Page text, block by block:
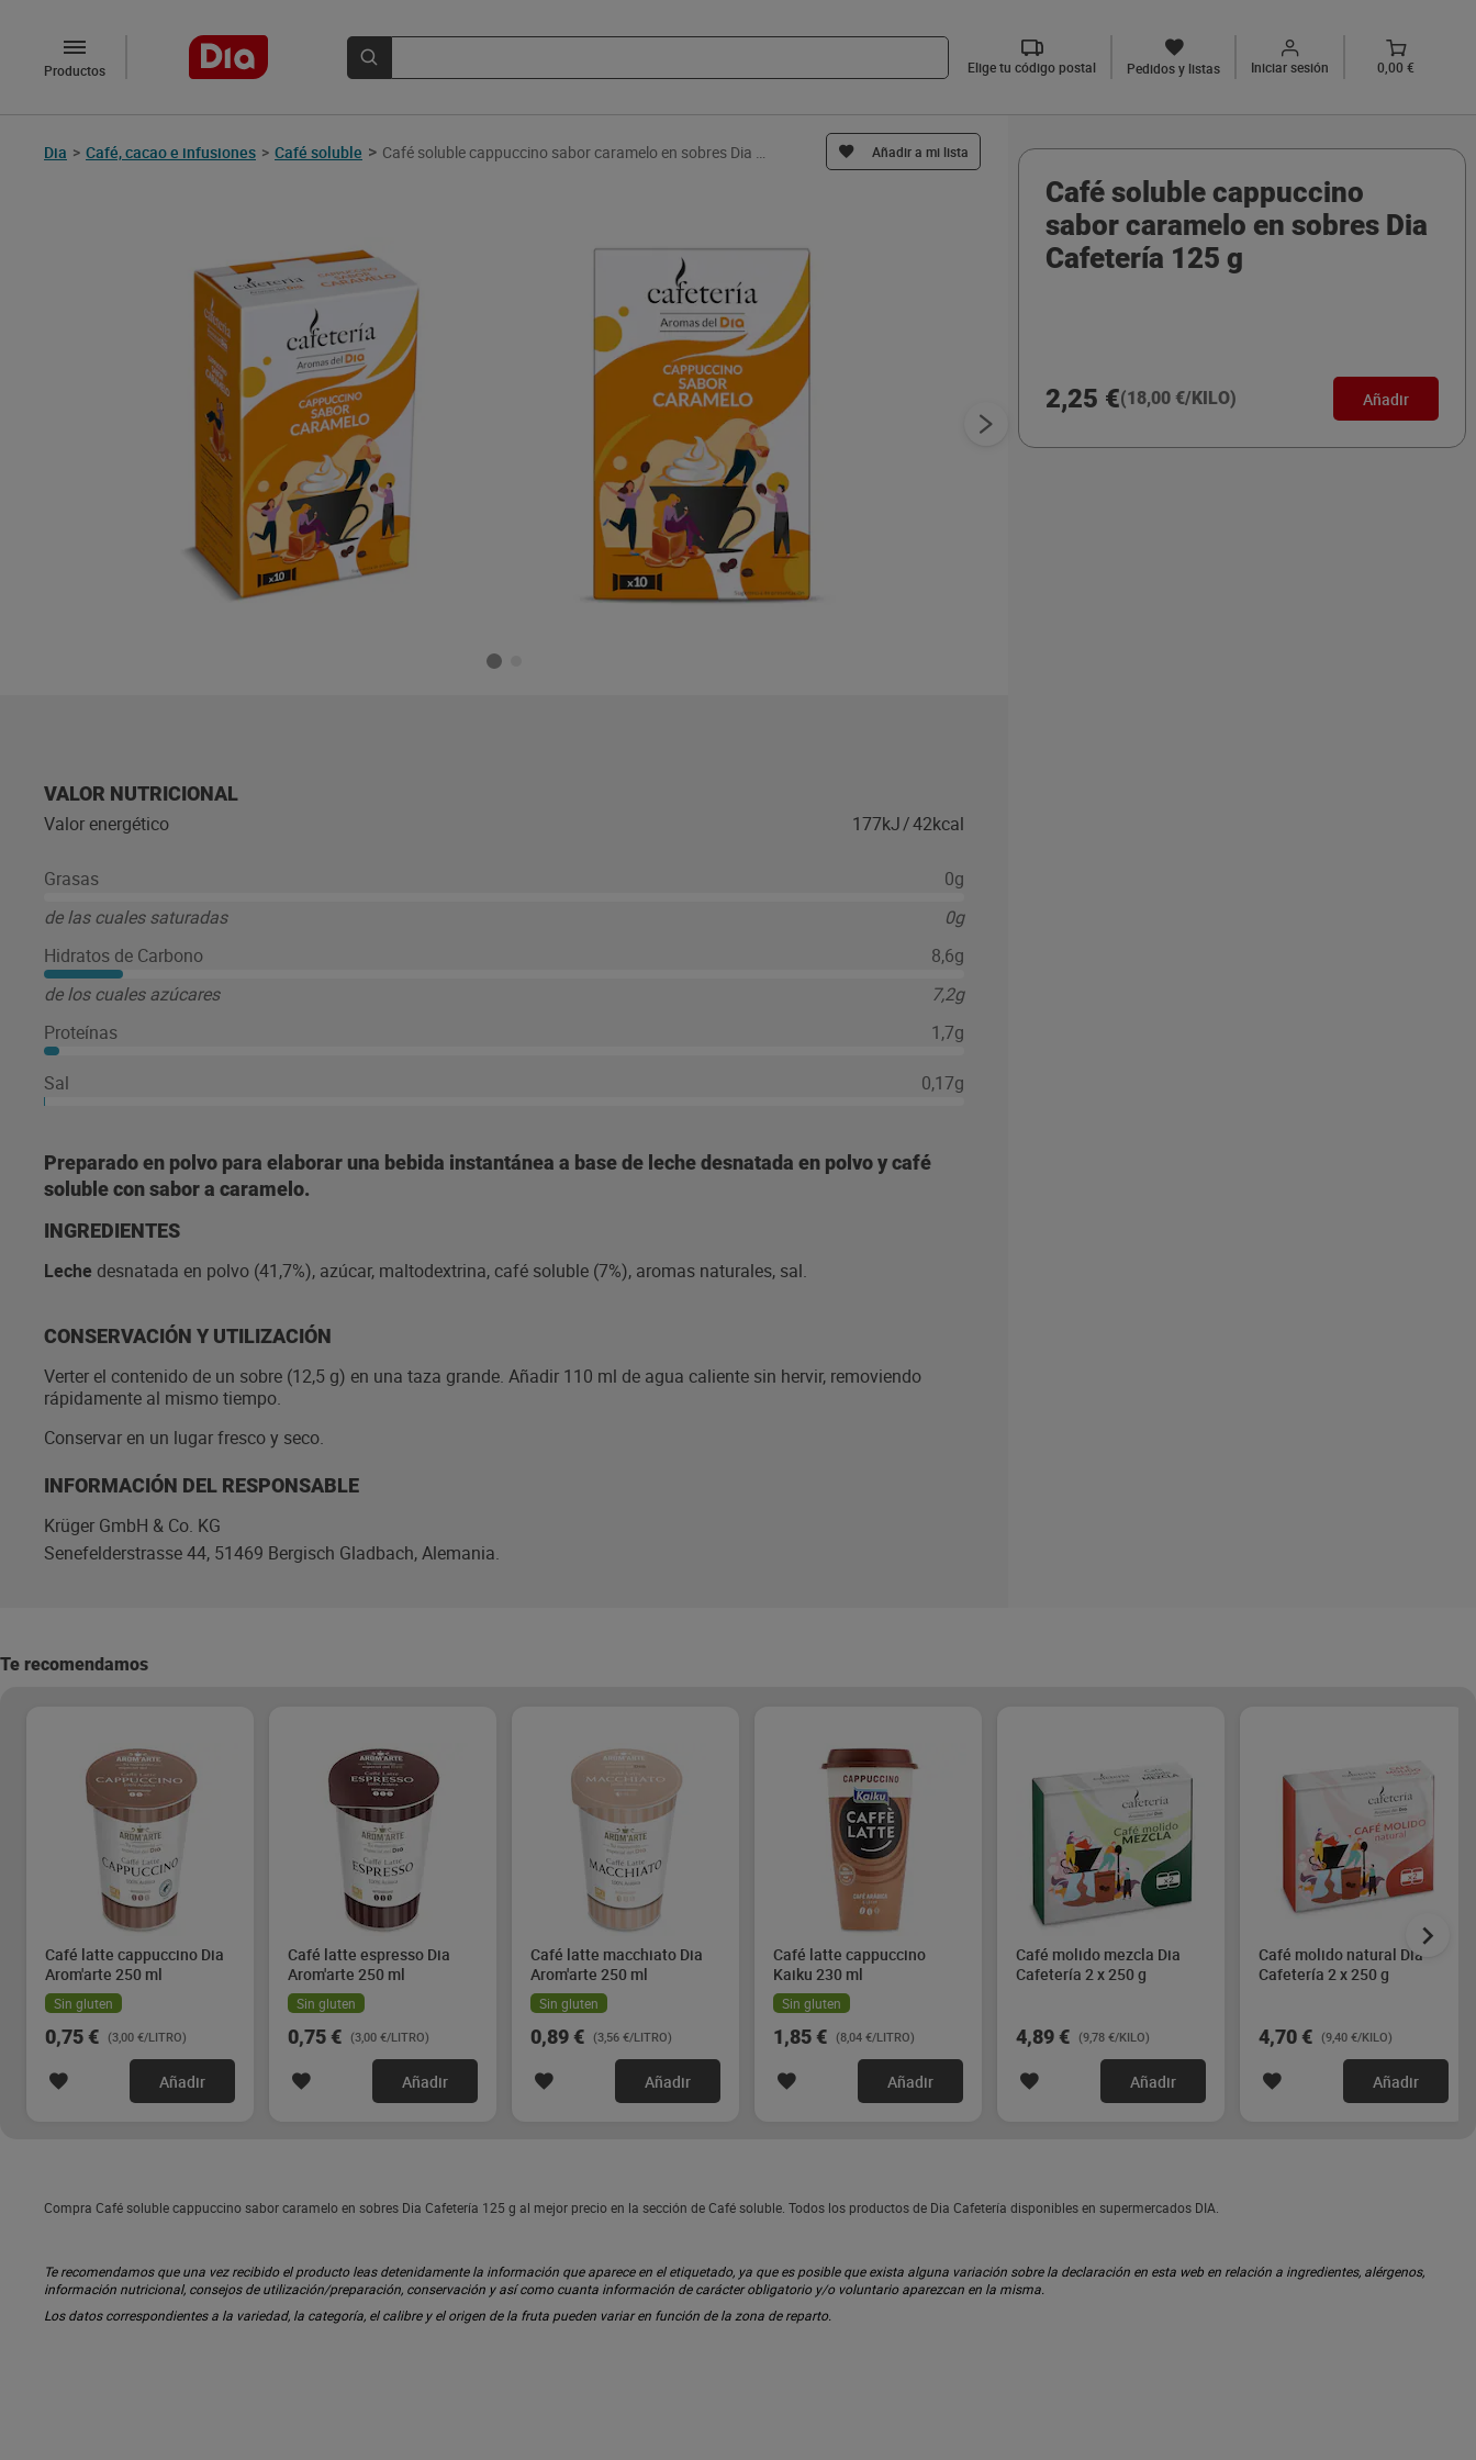
Productos Elige tu código postal Pedidos y listas Iniciar sesión 0,00 €
Dia > Café, cacao e infusiones > Café soluble > Añadir a mi lista
VALOR NUTRICIONAL
Valor energético 177kJ/42kcal
Grasas
0g
de las cuales saturadas
0g
Hidratos de Carbono
8,6g
de los cuales azúcares
7,2g
Proteínas
1,7g
Sal 0,17g
Preparado en polvo para elaborar una bebida instantánea a base de leche desnatada en polvo y café
soluble con sabor a caramelo.
INGREDIENTES
Leche desnatada en polvo (41,7%), azúcar, maltodextrina, café soluble (7%), aromas naturales, sal.
CONSERVACIÓN Y UTILIZACIÓN
Verter el contenido de un sobre (12,5 g) en una taza grande. Añadir 110 ml de agua caliente sin hervir, removiendo
rápidamente al mismo tiempo.
Conservar en un lugar fresco y seco.
INFORMACIÓN DEL RESPONSABLE
Krüger GmbH & Co. KG
Senefelderstrasse 44, 51469 Bergisch Gladbach, Alemania.
Café soluble cappuccino
sabor caramelo en sobres Dia
Cafetería 125 g
2,25 €(18,00 €/KILO) Añadir
Te recomendamos
Café latte cappuccino Dia
Arom'arte 250 ml
Sin gluten
0,75 € (3,00 €/LITRO)
Añadir
Café latte espresso Dia
Arom'arte 250 ml
Sin gluten
0,75 € (3,00 €/LITRO)
Añadir
Café latte macchiato Dia
Arom'arte 250 ml
Sin gluten
0,89 € (3,56 €/LITRO)
Añadir
Café latte cappuccino
Kaiku 230 ml
Sin gluten
1,85 € (8,04 €/LITRO)
Añadir
Café molido mezcla Dia
Cafetería 2 x 250 g
4,89 € (9,78 €/KILO)
Añadir
Café molido natural Dia
Cafetería 2 x 250 g
4,70 € (9,40 €/KILO)
Añadir
Compra Café soluble cappuccino sabor caramelo en sobres Dia Cafetería 125 g al mejor precio en la sección de Café soluble. Todos los productos de Dia Cafetería disponibles en supermercados DIA.
Te recomendamos que una vez recibido el producto leas detenidamente la información que aparece en el etiquetado, ya que es posible que exista alguna variación sobre la declaración en esta web en relación a ingredientes, alérgenos,
información nutricional, consejos de utilización/preparación, conservación y así como cuanta información de carácter obligatorio y/o voluntario aparezcan en la misma.
Los datos correspondientes a la variedad, la categoría, el calibre y el origen de la fruta pueden variar en función de la zona de reparto.